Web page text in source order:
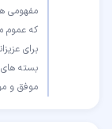
مفهومی
که عموم
برای
موفق و